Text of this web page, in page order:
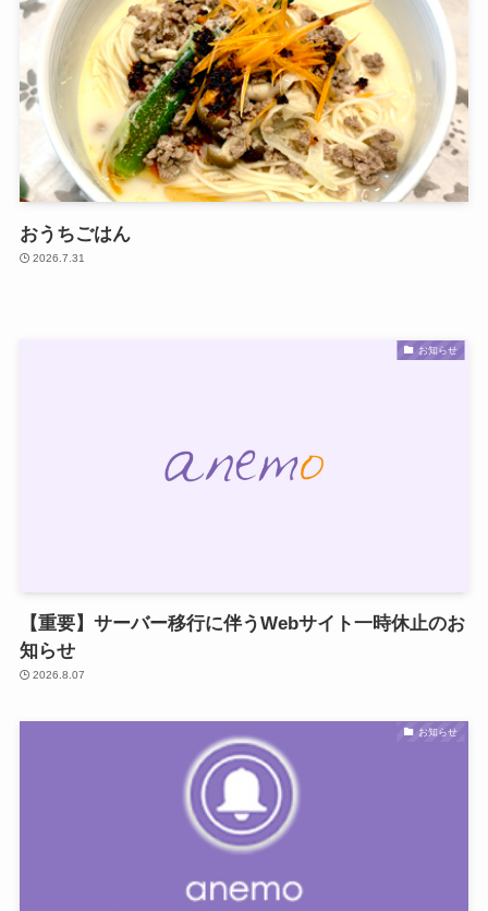
おうちごはん
2026.7.31
お知らせ
【重要】サーバー移行に伴うWebサイト一時休止のお
知らせ
2026.8.07
お知らせ